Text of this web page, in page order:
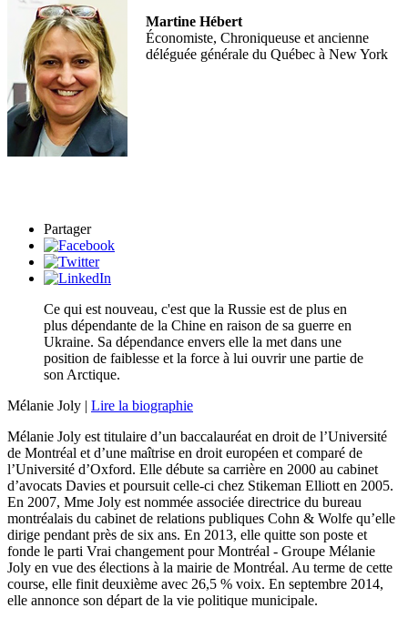
Martine Hébert
Économiste, Chroniqueuse et ancienne
déléguée générale du Québec à New York
Partager
Ce qui est nouveau, c'est que la Russie est de plus en
plus dépendante de la Chine en raison de sa guerre en
Ukraine. Sa dépendance envers elle la met dans une
position de faiblesse et la force à lui ouvrir une partie de
son Arctique.
Mélanie Joly | Lire la biographie
Mélanie Joly est titulaire d’un baccalauréat en droit de l’Université
de Montréal et d’une maîtrise en droit européen et comparé de
l’Université d’Oxford. Elle débute sa carrière en 2000 au cabinet
d’avocats Davies et poursuit celle-ci chez Stikeman Elliott en 2005.
En 2007, Mme Joly est nommée associée directrice du bureau
montréalais du cabinet de relations publiques Cohn & Wolfe qu’elle
dirige pendant près de six ans. En 2013, elle quitte son poste et
fonde le parti Vrai changement pour Montréal - Groupe Mélanie
Joly en vue des élections à la mairie de Montréal. Au terme de cette
course, elle finit deuxième avec 26,5 % voix. En septembre 2014,
elle annonce son départ de la vie politique municipale.